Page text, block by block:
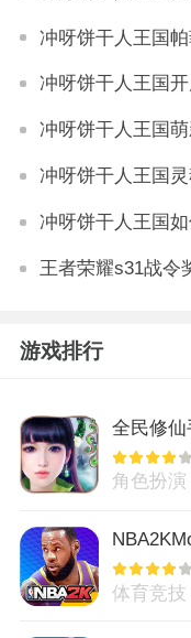
游戏排行
全民修仙
角色扮演
体育竞技